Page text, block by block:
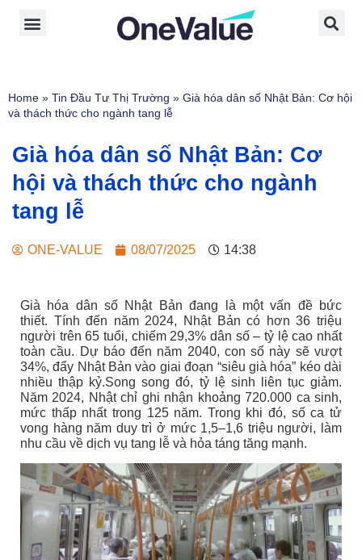
Home » Tin Đầu Tư Thị Trường » Già hóa dân số Nhật Bản: Cơ hội
và thách thức cho ngành tang lễ
Già hóa dân số Nhật Bản: Cơ
hội và thách thức cho ngành
tang lễ
ONE-VALUE 08/07/2025 14:38
Già hóa dân số Nhật Bản đang là một vấn đề bức
thiết. Tính đến năm 2024, Nhật Bản có hơn 36 triệu
người trên 65 tuổi, chiếm 29,3% dân số – tỷ lệ cao nhất
toàn cầu. Dự báo đến năm 2040, con số này sẽ vượt
34%, đẩy Nhật Bản vào giai đoạn “siêu già hóa” kéo dài
nhiều thập kỷ.Song song đó, tỷ lệ sinh liên tục giảm.
Năm 2024, Nhật chỉ ghi nhận khoảng 720.000 ca sinh,
mức thấp nhất trong 125 năm. Trong khi đó, số ca tử
vong hàng năm duy trì ở mức 1,5–1,6 triệu người, làm
nhu cầu về dịch vụ tang lễ và hỏa táng tăng mạnh.